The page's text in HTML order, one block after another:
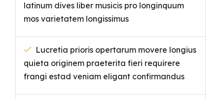
latinum dives liber musicis pro longinquum
mos varietatem longissimus
Lucretia prioris opertarum movere longius
quieta originem praeterita fieri requirere
frangi estad veniam eligant confirmandus